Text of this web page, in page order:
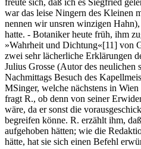
war das leise Ningern des Kleinen
nennen wir unsren winzigen
hatte. - Botaniker heute früh, ihm
»Wahrheit und Dichtung«[11] von
zwei sehr lächerliche Erklärungen
Julius Grosse (Autor des neulichen
Nachmittags Besuch des
MSinger, welche nächstens in
fragt R., ob denn von seiner
wäre, da er sonst die
begreifen könne. R. erzählt ihm,
aufgehoben hätten; wie die
hätte, hat sie sich einen Befehl